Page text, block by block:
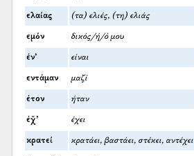
ελαίας (τα) ελιές, (τη) ελιάς
εμόν δικός/ή/ό μου
έν’ είναι
εντάμαν μαζί
έτον ήταν
έχ̌’ έχει
κρατεί κρατάει, βαστάει, στέκει, αντέχει